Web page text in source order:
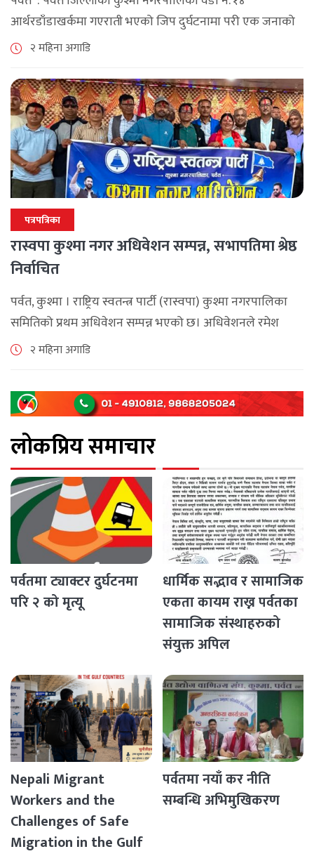
आर्थरडाँडाखर्कमा गएराती भएको जिप दुर्घटनामा परी एक जनाको
मृत्यु भएको छ । जिल्ला प्रहरी कार्यालय पर्वतका सूचना अधिकारी
२ महिना अगाडि
पत्रपत्रिका
रास्वपा कुश्मा नगर अधिवेशन सम्पन्न, सभापतिमा श्रेष्ठ
निर्वाचित
पर्वत, कुश्मा । राष्ट्रिय स्वतन्त्र पार्टी (रास्वपा) कुश्मा नगरपालिका
समितिको प्रथम अधिवेशन सम्पन्न भएको छ। अधिवेशनले रमेश
कुमार श्रेष्ठको अध्यक्षतामा नयाँ कार्यसमिति निर्वाचित गरेको छ।
२ महिना अगाडि
लोकप्रिय समाचार
पर्वतमा ट्याक्टर दुर्घटनमा
परि २ को मृत्यू
धार्मिक सद्भाव र सामाजिक
एकता कायम राख्न पर्वतका
सामाजिक संस्थाहरुको
संयुक्त अपिल
Nepali Migrant
Workers and the
Challenges of Safe
Migration in the Gulf
पर्वतमा नयाँ कर नीति
सम्बन्धि अभिमुखिकरण